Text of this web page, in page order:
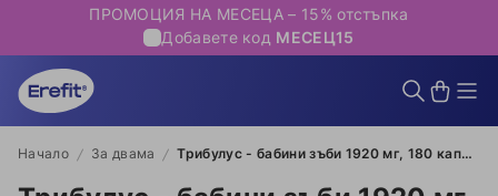
ПРОМОЦИЯ НА МЕСЕЦА – 15% отстъпка
Добавете код МЕСЕЦ15
Начало За двама Трибулус - бабини зъби 1920 мг, 180 капсули